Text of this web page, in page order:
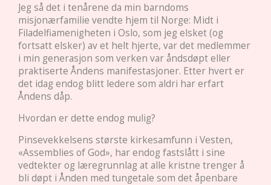
Jeg så det i tenårene da min barndoms
misjonærfamilie vendte hjem til Norge: Midt i
Filadelfiamenigheten i Oslo, som jeg elsket (og
fortsatt elsker) av et helt hjerte, var det medlemmer
i min generasjon som verken var åndsdøpt eller
praktiserte Åndens manifestasjoner. Etter hvert er
det idag endog blitt ledere som aldri har erfart
Åndens dåp.
Hvordan er dette endog mulig?
Pinsevekkelsens største kirkesamfunn i Vesten,
«Assemblies of God», har endog fastslått i sine
vedtekter og læregrunnlag at alle kristne trenger å
bli døpt i Ånden med tungetale som det åpenbare